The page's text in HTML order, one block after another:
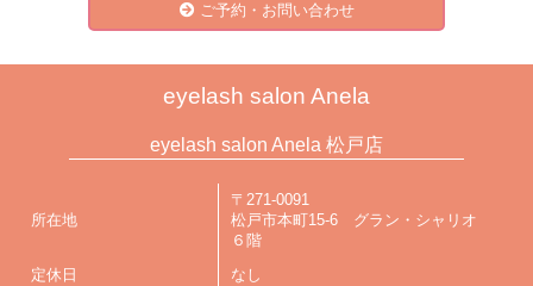
ご予約・お問い合わせ
eyelash salon Anela
eyelash salon Anela 松戸店
所在地
〒271-0091
松戸市本町15-6 グラン・シャリオ
６階
定休日 なし